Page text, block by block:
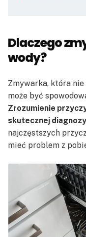
Dlaczego
wody?
Zmywarka, która
może być
Zrozumienie
skutecznej
najczęstszych
mieć problem z